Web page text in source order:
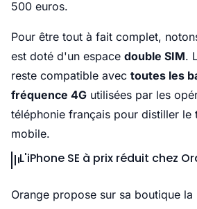
500 euros.
Pour être tout à fait complet,
est doté d'un espace double SIM.
reste compatible avec toutes les
fréquence 4G utilisées par les
téléphonie français pour distiller le
mobile.
L'iPhone SE à prix réduit chez
Orange propose sur sa boutique